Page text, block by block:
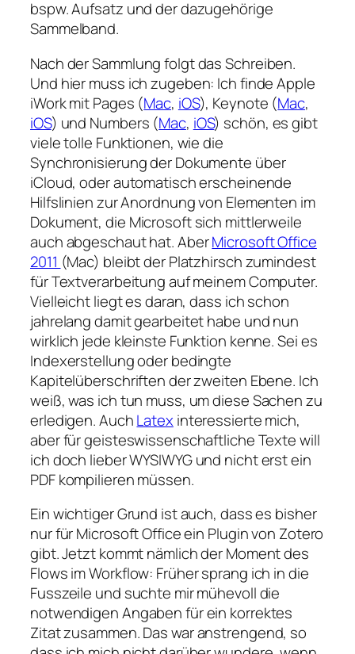
bspw. Aufsatz und der dazugehörige
Sammelband.
Nach der Sammlung folgt das Schreiben.
Und hier muss ich zugeben: Ich finde Apple
iWork mit Pages (Mac, iOS), Keynote (Mac,
iOS) und Numbers (Mac, iOS) schön, es gibt
viele tolle Funktionen, wie die
Synchronisierung der Dokumente über
iCloud, oder automatisch erscheinende
Hilfslinien zur Anordnung von Elementen im
Dokument, die Microsoft sich mittlerweile
auch abgeschaut hat. AberMicrosoft Office
2011 (Mac) bleibt der Platzhirsch zumindest
für Textverarbeitung auf meinem Computer.
Vielleicht liegt es daran, dass ich schon
jahrelang damit gearbeitet habe und nun
wirklich jede kleinste Funktion kenne. Sei es
Indexerstellung oder bedingte
Kapitelüberschriften der zweiten Ebene. Ich
weiß, was ich tun muss, um diese Sachen zu
erledigen. AuchLatexinteressierte mich,
aber für geisteswissenschaftliche Texte will
ich doch lieber WYSIWYG und nicht erst ein
PDF kompilieren müssen.
Ein wichtiger Grund ist auch, dass es bisher
nur für Microsoft Office ein Plugin von Zotero
gibt. Jetzt kommt nämlich der Moment des
Flows im Workflow: Früher sprang ich in die
Fusszeile und suchte mir mühevoll die
notwendigen Angaben für ein korrektes
Zitat zusammen. Das war anstrengend, so